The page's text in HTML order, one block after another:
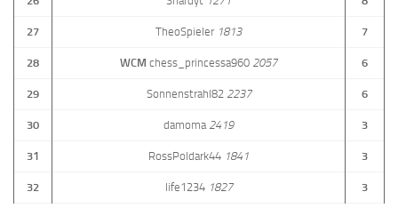
27 TheoSpieler1813 7
28 WCM chess_princessa960 2057 6
29 Sonnenstrahl82 2237 6
30 damoma 2419 3
31 RossPoldark44 1841 3
32 life12341827 3